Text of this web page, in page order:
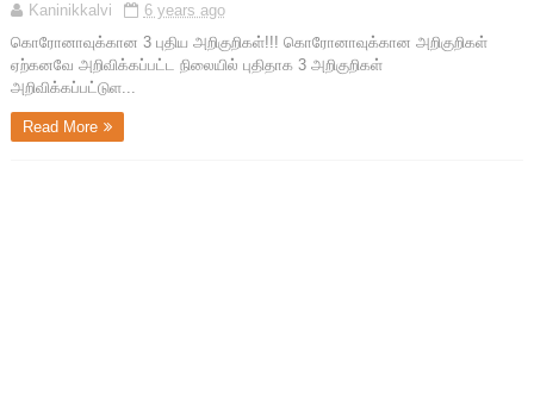
Kaninikkalvi
6 years ago
கொரோனாவுக்கான 3 புதிய அறிகுறிகள்!!! கொரோனாவுக்கான அறிகுறிகள்
ஏற்கனவே அறிவிக்கப்பட்ட நிலையில் புதிதாக 3 அறிகுறிகள்
அறிவிக்கப்பட்டுள...
Read More